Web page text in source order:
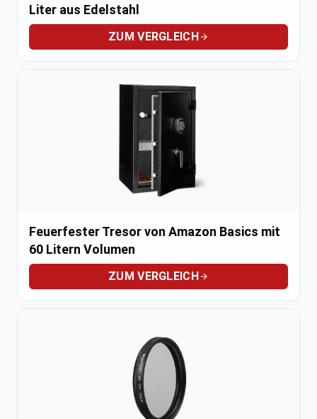
Liter aus Edelstahl
ZUM VERGLEICH
Feuerfester Tresor von Amazon Basics mit
60 Litern Volumen
ZUM VERGLEICH